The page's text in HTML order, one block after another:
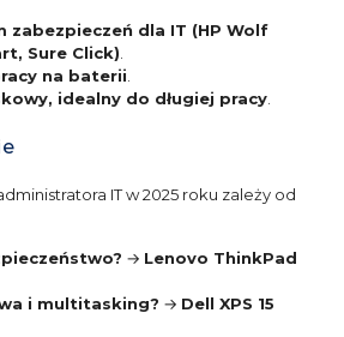
zabezpieczeń dla IT (HP Wolf
Sure Click)
na baterii
idealny do długiej pracy
IT w 2025 roku zależy od
→ Lenovo ThinkPad
i multitasking? → Dell XPS 15